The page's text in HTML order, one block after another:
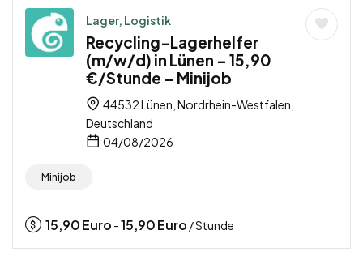
Lager, Logistik
Recycling-Lagerhelfer
(m/w/d) in Lünen – 15,90
€/Stunde – Minijob
44532 Lünen, Nordrhein-Westfalen,
Deutschland
04/08/2026
Minijob
15,90Euro -15,90Euro / Stunde